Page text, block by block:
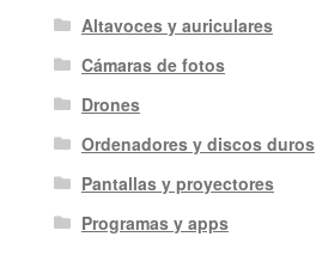
Altavoces y auriculares
Cámaras de fotos
Drones
Ordenadores y discos duros
Pantallas y proyectores
Programas y apps